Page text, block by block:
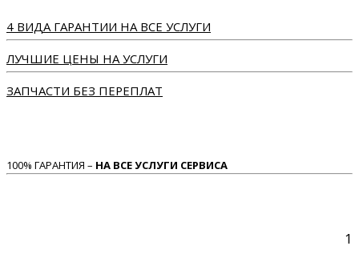
4 ВИДА ГАРАНТИИ НА ВСЕ УСЛУГИ
ЛУЧШИЕ ЦЕНЫ НА УСЛУГИ
ЗАПЧАСТИ БЕЗ ПЕРЕПЛАТ
100% ГАРАНТИЯ – НА ВСЕ УСЛУГИ СЕРВИСА
1